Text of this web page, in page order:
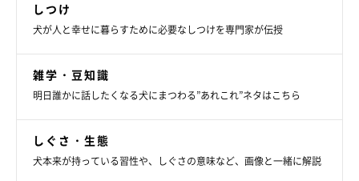
岡本先生：
「気持ちいいのでまだなでられていたいという気持ちや、甘えた
い、構ってほしい気持ちがあったのだと思います」
しつけ
犬が人と幸せに暮らすために必要なしつけを専門家が伝授
雑学・豆知識
明日誰かに話したくなる犬にまつわる”あれこれ”ネタはこちら
しぐさ・生態
犬本来が持っている習性や、しぐさの意味など、画像と一緒に解説